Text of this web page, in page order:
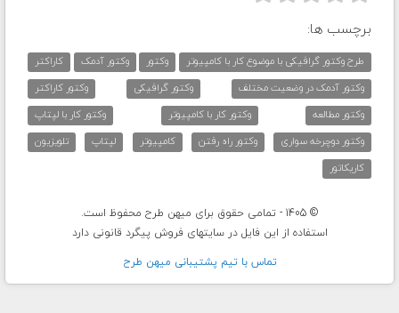
برچسب ها:
طرح وکتور گرافیکی با موضوع کار با کامپیوتر وکتور وکتور آدمک
کاراکتر
وکتور آدمک در وضعیت مختلف
وکتور گرافیکی
وکتور کاراکتر
وکتور مطالعه
وکتور کار با کامپیوتر
وکتور کار با لپتاپ
وکتور دوچرخه سواری
وکتور راه رفتن کامپیوتر لپتاپ
تلویزیون
کاریکاتور
© 1405 - تمامی حقوق برای میهن طرح محفوظ است.
استفاده از این فایل در سایتهای فروش پیگرد قانونی دارد
تماس با تيم پشتيبانی ميهن طرح